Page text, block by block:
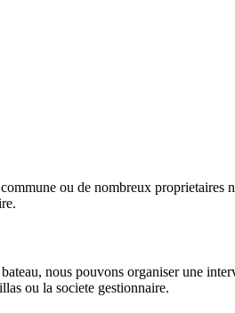
ou de nombreux proprietaires
nous pouvons organiser une
ou la societe gestionnaire.